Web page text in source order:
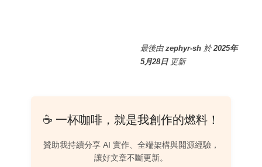
最後由 zephyr-sh 於 2025年
5月28日 更新
☕ 一杯咖啡，就是我創作的燃料！
贊助我持續分享 AI 實作、全端架構與開源經驗，
讓好文章不斷更新。